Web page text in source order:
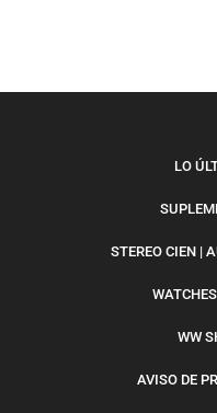
LO
STEREO CIEN |
WW
AVISO DE